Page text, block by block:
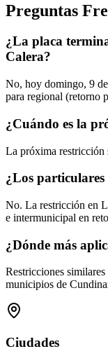
Preguntas
¿La placa
Calera?
No, hoy domingo, 9
para regional (retorno
¿Cuándo es la
La próxima restricción
¿Los
No. La restricción en
e intermunicipal en
¿Dónde más
Restricciones
municipios de
Ciudades